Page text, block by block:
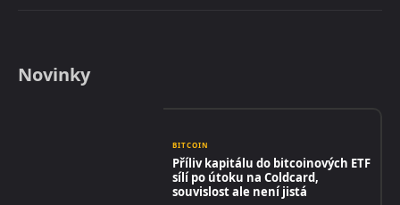
Novinky
BITCOIN
Příliv kapitálu do bitcoinových ETF
sílí po útoku na Coldcard,
souvislost ale není jistá